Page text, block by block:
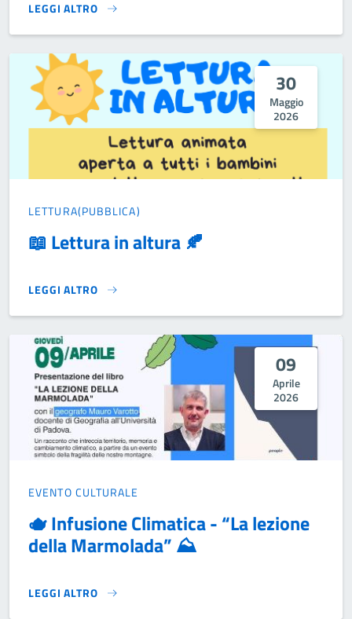
LEGGI ALTRO
SAGRA DEL REDENTORE 2026}
30
Maggio
2026
LETTURA(PUBBLICA)
📖 Lettura in altura 🍂
LEGGI ALTRO
📖 LETTURA IN ALTURA 🍂 }
09
Aprile
2026
EVENTO CULTURALE
🫖 Infusione Climatica - “La lezione
della Marmolada” ⛰️
LEGGI ALTRO
🫖 INFUSIONE CLIMATICA - “LA LEZIONE DELLA